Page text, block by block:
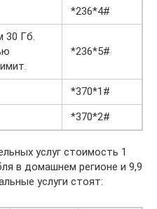
*236*4#
30 Гб.
*236*5#
*370*1#
*370*2#
услуг стоимость 1
в домашнем регионе и 9,9
услуги стоят: